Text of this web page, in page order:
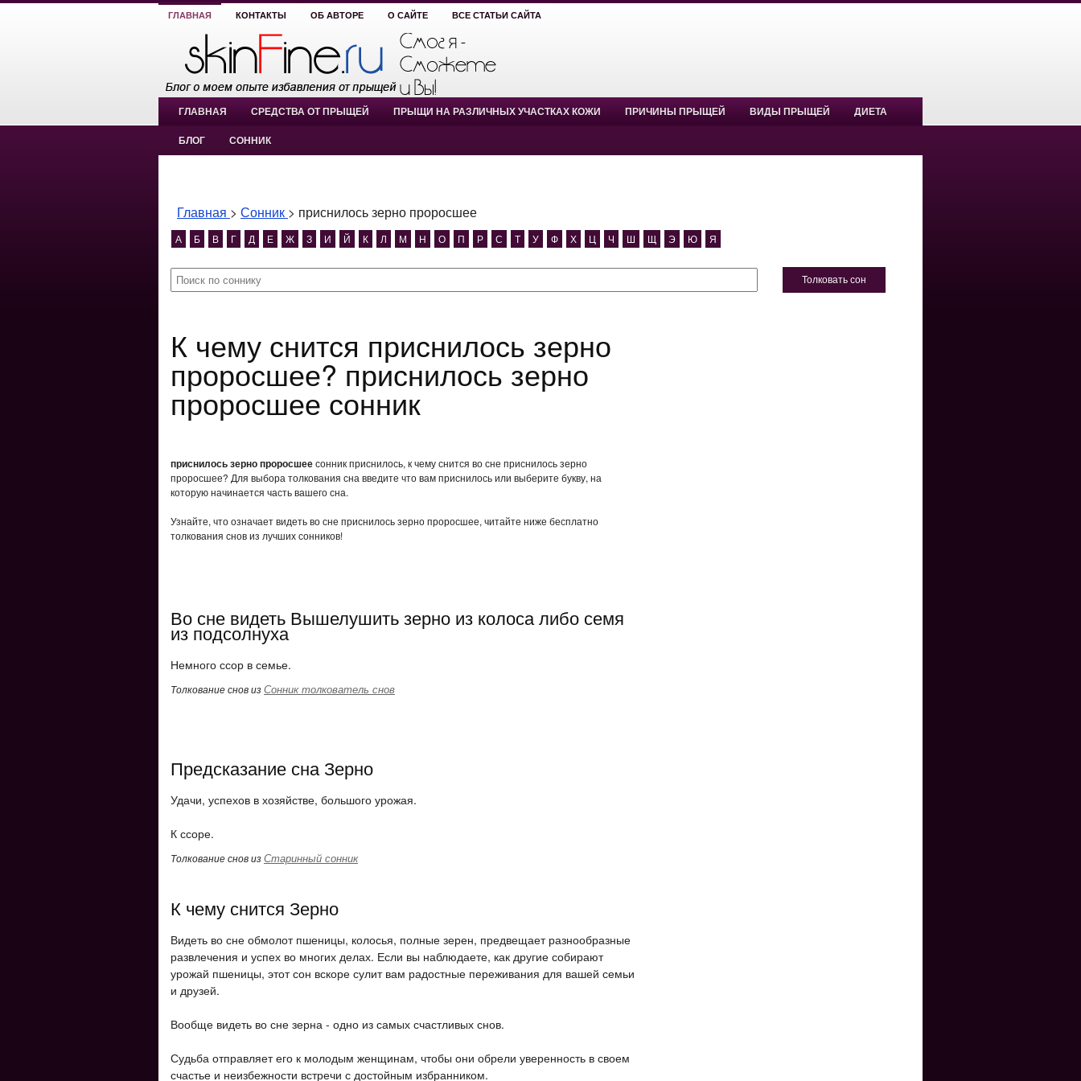
ГЛАВНАЯ КОНТАКТЫ ОБ АВТОРЕ О САЙТЕ ВСЕ СТАТЬИ САЙТА
ГЛАВНАЯ СРЕДСТВА ОТ ПРЫЩЕЙ ПРЫЩИ НА РАЗЛИЧНЫХ УЧАСТКАХ КОЖИ ПРИЧИНЫ ПРЫЩЕЙ ВИДЫ ПРЫЩЕЙ ДИЕТА
БЛОГ СОННИК
Главная > Сонник > приснилось зерно проросшее
А Б В Г Д Е Ж З И Й К Л М Н О П Р С Т У Ф Х Ц Ч Ш Щ Э Ю Я
Толковать сон
К чему снится приснилось зерно
проросшее? приснилось зерно
проросшее сонник
приснилось зерно проросшеесонник приснилось, к чему снится во сне приснилось зерно
проросшее? Для выбора толкования сна введите что вам приснилось или выберите букву, на
которую начинается часть вашего сна.
Узнайте, что означает видеть во сне приснилось зерно проросшее, читайте ниже бесплатно
толкования снов из лучших сонников!
Во сне видеть Вышелушить зерно из колоса либо семя
из подсолнуха
Немного ссор в семье.
Толкование снов изСонник толкователь снов
Предсказание сна Зерно
Удачи, успехов в хозяйстве, большого урожая.
К ссоре.
Толкование снов изСтаринный сонник
К чему снится Зерно
Видеть во сне обмолот пшеницы, колосья, полные зерен, предвещает разнообразные
развлечения и успех во многих делах. Если вы наблюдаете, как другие собирают
урожай пшеницы, этот сон вскоре сулит вам радостные переживания для вашей семьи
и друзей.
Вообще видеть во сне зерна - одно из самых счастливых снов.
Судьба отправляет его к молодым женщинам, чтобы они обрели уверенность в своем
счастье и неизбежности встречи с достойным избранником.